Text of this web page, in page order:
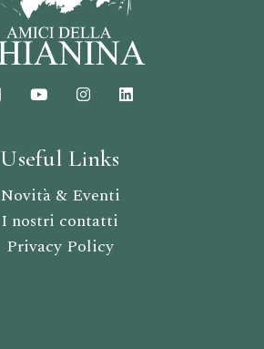
Useful Links
Novità & Eventi
I nostri contatti
Privacy Policy